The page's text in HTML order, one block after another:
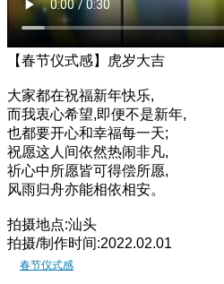
【春节仪式感】虎岁大吉
大家都在祝福新年快乐,
而我衷心希望,即便不是新年,
也都要开心和幸福每一天;
祝愿这人间依然热闹非凡,
祈心中所愿皆可得偿所愿,
风雨归舟亦能相依相安。
拍摄地点:汕头
拍摄/制作时间:2022.02.01
春节仪式感